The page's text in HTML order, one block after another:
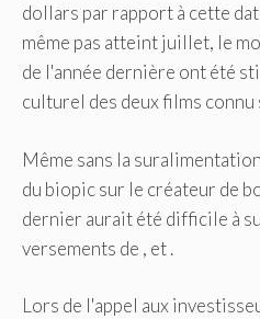
dollars par rapport à cette
même pas atteint juillet, le
de l'année dernière ont été
culturel des deux films connu
Même sans la
du biopic sur le créateur de
dernier aurait été difficile à
versements de , et .
Lors de l'appel aux